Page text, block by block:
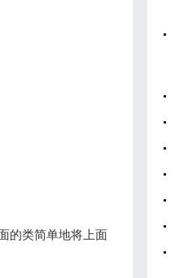
的类简单地将上面